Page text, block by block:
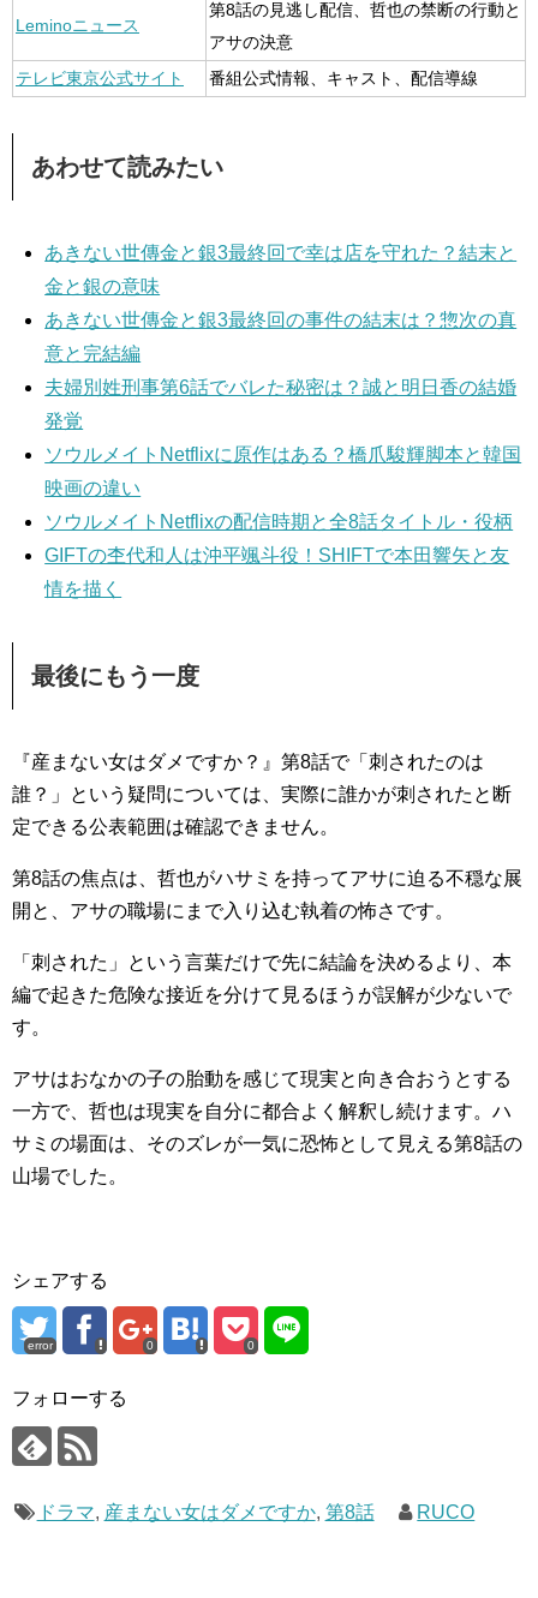
Leminoニュース
第8話の見逃し配信、哲也の禁断の行動と
アサの決意
テレビ東京公式サイト
番組公式情報、キャスト、配信導線
あわせて読みたい
あきない世傳金と銀3最終回で幸は店を守れた？結末と
金と銀の意味
あきない世傳金と銀3最終回の事件の結末は？惣次の真
意と完結編
夫婦別姓刑事第6話でバレた秘密は？誠と明日香の結婚
発覚
ソウルメイトNetflixに原作はある？橋爪駿輝脚本と韓国
映画の違い
ソウルメイトNetflixの配信時期と全8話タイトル・役柄
GIFTの杢代和人は沖平颯斗役！SHIFTで本田響矢と友
情を描く
最後にもう一度
『産まない女はダメですか？』第8話で「刺されたのは
誰？」という疑問については、実際に誰かが刺されたと断
定できる公表範囲は確認できません。
第8話の焦点は、哲也がハサミを持ってアサに迫る不穏な展
開と、アサの職場にまで入り込む執着の怖さです。
「刺された」という言葉だけで先に結論を決めるより、本
編で起きた危険な接近を分けて見るほうが誤解が少ないで
す。
アサはおなかの子の胎動を感じて現実と向き合おうとする
一方で、哲也は現実を自分に都合よく解釈し続けます。ハ
サミの場面は、そのズレが一気に恐怖として見える第8話の
山場でした。
シェアする
error 0 0
フォローする
ドラマ, 産まない女はダメですか, 第8話 RUCO